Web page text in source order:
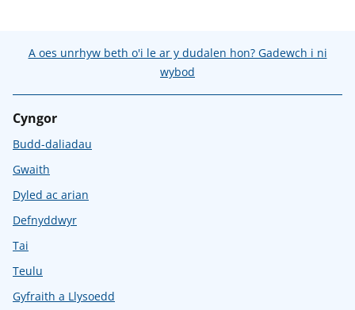
A oes unrhyw beth o'i le ar y dudalen hon? Gadewch i ni
wybod
Cyngor
Budd-daliadau
Gwaith
Dyled ac arian
Defnyddwyr
Tai
Teulu
Gyfraith a Llysoedd